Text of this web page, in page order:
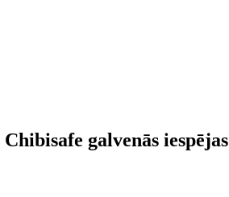
Chibisafe galvenās iespējas